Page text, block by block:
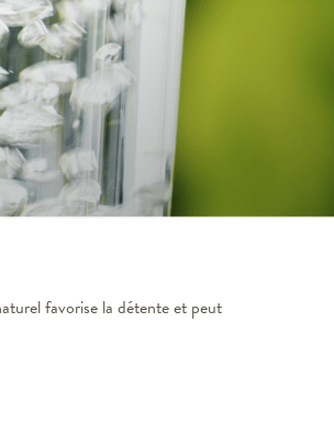
favorise la détente et peut